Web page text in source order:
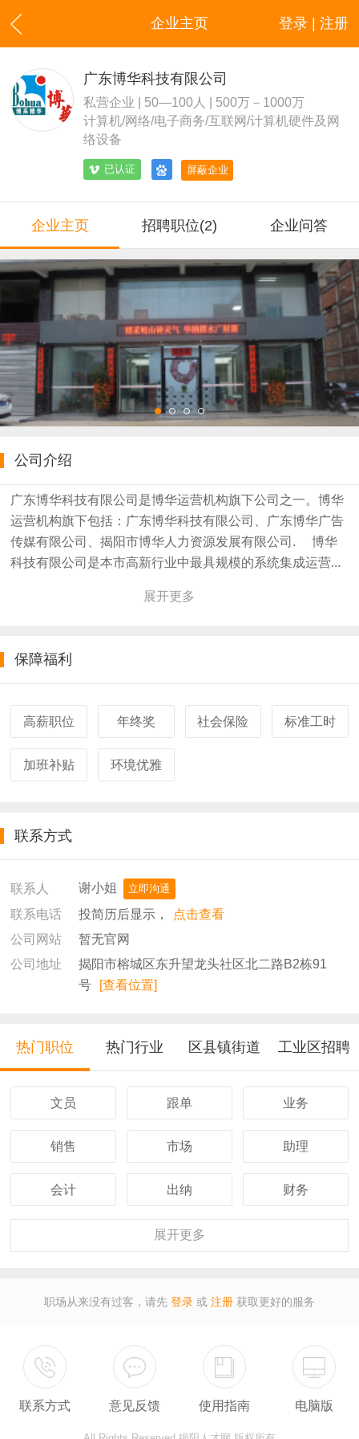
登录 | 注册
企业主页
广东博华科技有限公司
私营企业 | 50—100人 | 500万－1000万
计算机/网络/电子商务/互联网/计算机硬件及网
络设备
已认证 屏蔽企业
企业主页 招聘职位(2) 企业问答
公司介绍
广东博华科技有限公司是博华运营机构旗下公司之一。博华
运营机构旗下包括：广东博华科技有限公司、广东博华广告
传媒有限公司、揭阳市博华人力资源发展有限公司. 博华
科技有限公司是本市高新行业中最具规模的系统集成运营...
展开更多
保障福利
高薪职位 年终奖 社会保险 标准工时
加班补贴 环境优雅
联系方式
联系人 谢小姐 立即沟通
联系电话 投简历后显示，
点击查看
公司网站
暂无官网
公司地址
揭阳市榕城区东升望龙头社区北二路B2栋91
号
[查看位置]
热门职位 热门行业 区县镇街道 工业区招聘
文员 跟单 业务
销售 市场 助理
会计 出纳 财务
行政
保安 翻译
广告 收银
展开更多
职场从来没有过客，请先 登录 或 注册 获取更好的服务
联系方式 意见反馈 使用指南 电脑版